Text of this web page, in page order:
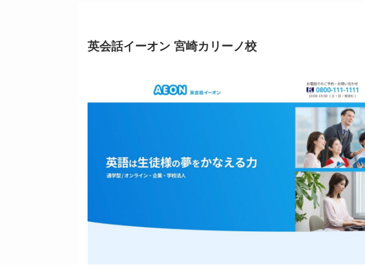
英会話イーオン 宮崎カリーノ校